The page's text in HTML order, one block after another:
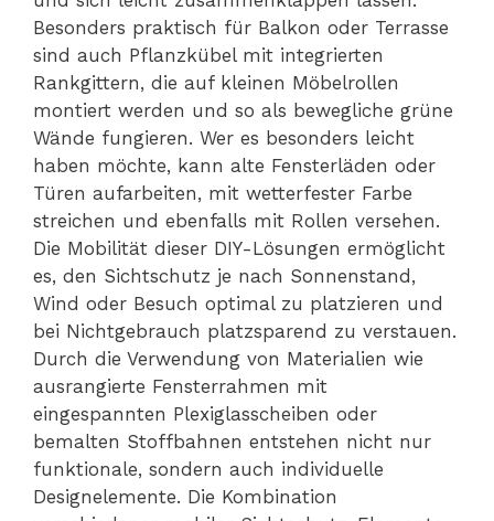
Besonders praktisch für Balkon oder Terrasse
sind auch Pflanzkübel mit integrierten
Rankgittern, die auf kleinen Möbelrollen
montiert werden und so als bewegliche grüne
Wände fungieren. Wer es besonders leicht
haben möchte, kann alte Fensterläden oder
Türen aufarbeiten, mit wetterfester Farbe
streichen und ebenfalls mit Rollen versehen.
Die Mobilität dieser DIY-Lösungen ermöglicht
es, den Sichtschutz je nach Sonnenstand,
Wind oder Besuch optimal zu platzieren und
bei Nichtgebrauch platzsparend zu verstauen.
Durch die Verwendung von Materialien wie
ausrangierte Fensterrahmen mit
eingespannten Plexiglasscheiben oder
bemalten Stoffbahnen entstehen nicht nur
funktionale, sondern auch individuelle
Designelemente. Die Kombination